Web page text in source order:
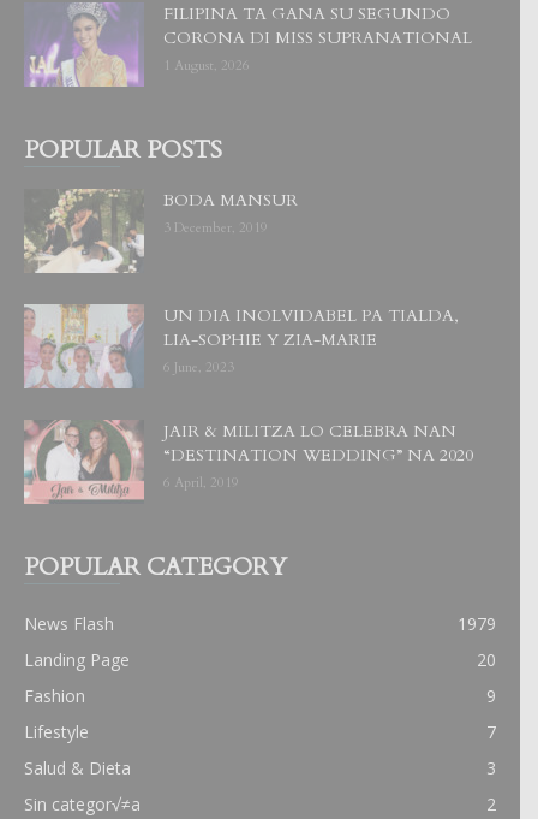
FILIPINA TA GANA SU SEGUNDO
CORONA DI MISS SUPRANATIONAL
1 August, 2026
POPULAR POSTS
BODA MANSUR
3 December, 2019
UN DIA INOLVIDABEL PA TIALDA,
LIA-SOPHIE Y ZIA-MARIE
6 June, 2023
JAIR & MILITZA LO CELEBRA NAN
“DESTINATION WEDDING” NA 2020
6 April, 2019
POPULAR CATEGORY
News Flash
1979
Landing Page
20
Fashion
9
Lifestyle
7
Salud & Dieta
3
Sin categor√≠a
2